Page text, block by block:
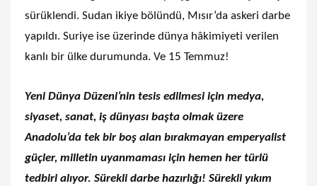
sürüklendi. Sudan ikiye bölündü, Mısır’da askeri darbe
yapıldı. Suriye ise üzerinde dünya hâkimiyeti verilen
kanlı bir ülke durumunda. Ve 15 Temmuz!
Yeni Dünya Düzeni’nin tesis edilmesi için medya,
siyaset, sanat, iş dünyası başta olmak üzere
Anadolu’da tek bir boş alan bırakmayan emperyalist
güçler, milletin uyanmaması için hemen her türlü
tedbiri alıyor. Sürekli darbe hazırlığı! Sürekli yıkım